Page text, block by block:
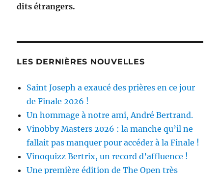
dits étrangers.
LES DERNIÈRES NOUVELLES
Saint Joseph a exaucé des prières en ce jour
de Finale 2026 !
Un hommage à notre ami, André Bertrand.
Vinobby Masters 2026 : la manche qu’il ne
fallait pas manquer pour accéder à la Finale !
Vinoquizz Bertrix, un record d’affluence !
Une première édition de The Open très